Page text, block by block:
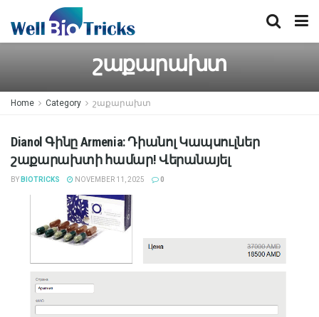
շաքարախտ
Home Category շաքարախտ
Dianol Գինը Armenia: Դիանոլ Կապսուլներ
շաքարախտի համար! Վերանայել
BY BIOTRICKS NOVEMBER 11, 2025 0